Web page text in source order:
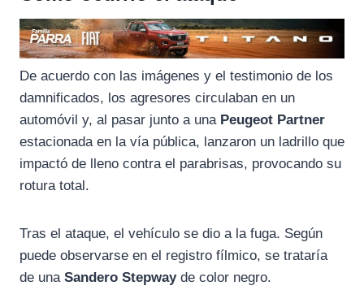
De acuerdo con las imágenes y el testimonio de los
damnificados, los agresores circulaban en un
automóvil y, al pasar junto a una Peugeot Partner
estacionada en la vía pública, lanzaron un ladrillo que
impactó de lleno contra el parabrisas, provocando su
rotura total.
Tras el ataque, el vehículo se dio a la fuga. Según
puede observarse en el registro fílmico, se trataría
de una Sandero Stepwayde color negro.